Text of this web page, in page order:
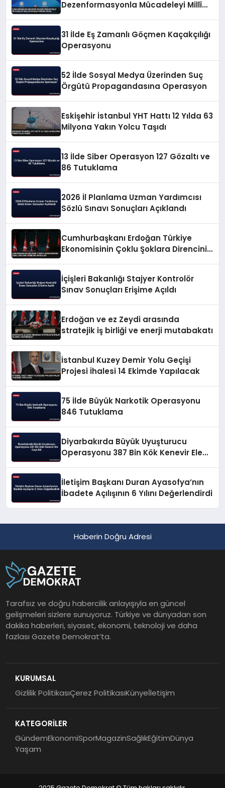
Dezenformasyonla Mücadeleyi Millî
31 İlde Eş Zamanlı Göçmen Kaçakçılığı
Operasyonu
52 İlde Sosyal Medya Üzerinden Suç
Örgütü Propagandasına Operasyon
Eskişehir İstanbul YHT Hattı 12 Yılda 63
Milyona Yakın Yolcu Taşıdı
13 İlde Siber Operasyon 127 Gözaltı ve
86 Tutuklama
2026 İl Planlama Uzman Yardımcısı
Sözlü Sınavı Sonuçları Açıklandı
Cumhurbaşkanı Erdoğan Türkiye
Ekonomisinin Çoklu Şoklara Direncini
İçişleri Bakanlığı Stajyer Kontrolör
Sınav Sonuçları Erişime Açıldı
Erdoğan ve ez Zeydi arasında
stratejik iş birliği ve enerji mutabakatı
İstanbul Kuzey Demir Yolu Geçişi
Projesi İhalesi 14 Ekimde Yapılacak
75 İlde Büyük Narkotik Operasyonu
846 Tutuklama
Diyarbakırda Büyük Uyuşturucu
Operasyonu 387 Bin Kök Kenevir Ele
İletişim Başkanı Duran Ayasofya’nın
İbadete Açılışının 6 Yılını Değerlendirdi
Haberin Doğru Adresi
Tarafsız ve doğru habercilik anlayışıyla en güncel
gelişmeleri sizlere sunuyoruz. Türkiye ve dünyadan son
dakika haberleri, siyaset, ekonomi, teknoloji ve daha
fazlası Gazete Demokrat’ta.
KURUMSAL
Gizlilik PolitikasıÇerez PolitikasıKünyeİletişim
KATEGORİLER
GündemEkonomiSporMagazinSağlıkEğitimDünya
Yaşam